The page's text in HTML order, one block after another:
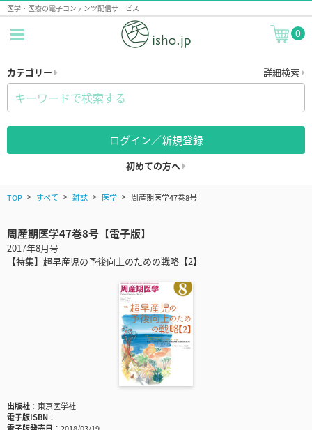
医学・医療の電子コンテンツ配信サービス
0
カテゴリー 詳細検索
ログイン／新規登録
初めての方へ
TOP すべて 雑誌 医学 周産期医学47巻8号
周産期医学47巻8号【電子版】
2017年8月号
【特集】超早産児の予後向上のための戦略【2】
出版社
東京医学社
電子版ISBN